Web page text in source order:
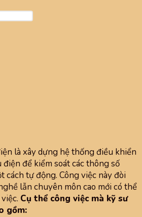
là xây dựng hệ thống điều khiển
để kiểm soát các thông số
cách tự động. Công việc này đòi
lẫn chuyên môn cao mới có thể
Cụ thể công việc mà kỹ sư
gồm: